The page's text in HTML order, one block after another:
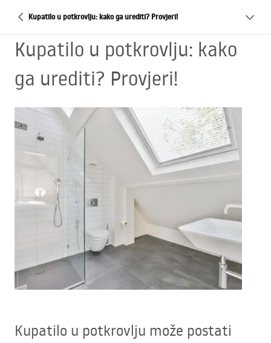
Kupatilo u potkrovlju: kako ga urediti? Provjeri!
Kupatilo u potkrovlju: kako
ga urediti? Provjeri!
Kupatilo u potkrovlju može postati